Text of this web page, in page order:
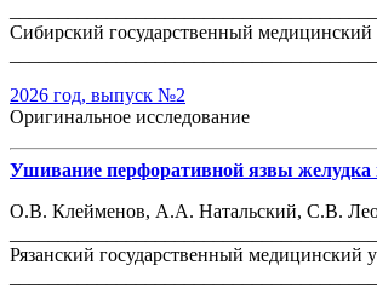
Сибирский государственный
2026 год, выпуск №2
Оригинальное исследование
Ушивание перфоративной язвы
О.В. Клейменов, А.А. Натальский, С.В.
Рязанский государственный медицинский